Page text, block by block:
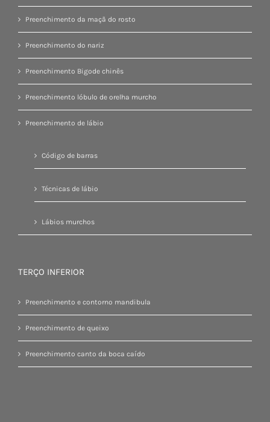
Preenchimento da maçã do rosto
Preenchimento do nariz
Preenchimento Bigode chinês
Preenchimento lóbulo de orelha murcho
Preenchimento de lábio
Código de barras
Técnicas de lábio
Lábios murchos
TERÇO INFERIOR
Preenchimento e contorno mandibula
Preenchimento de queixo
Preenchimento canto da boca caído